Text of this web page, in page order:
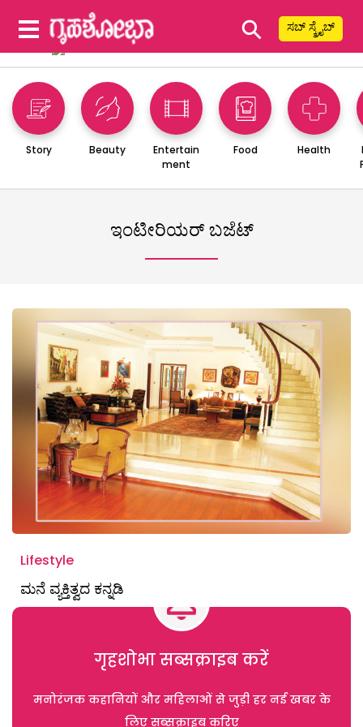
⚲ ಸಬ್ ಸ್ಕ್ರೈಬ್
Story Beauty
Entertain
ment
Food Health
ಇಂಟೀರಿಯರ್ ಬಜೆಟ್
Lifestyle
ಮನೆ ವ್ಯಕ್ತಿತ್ವದ ಕನ್ನಡಿ
गृहशोभा सब्सक्राइब करें
मनोरंजक कहानियों और महिलाओं से जुड़ी हर नई खबर के
लिए सब्सक्राइब करिए